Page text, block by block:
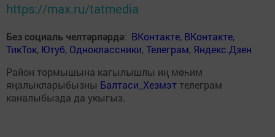
https://max.ru/tatmedia
Без социаль челтәрләрдә: ВКонтакте, ВКонтакте,
ТикТок, Ютуб, Одноклассники,Телеграм, Яндекс.Дзен
Район тормышына кагылышлы иң мөһим
яңалыкларыбызны Балтаси_Хезмэт телеграм
каналыбызда да укыгыз.